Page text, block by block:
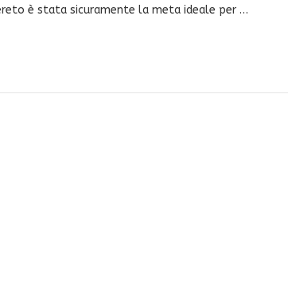
è stata sicuramente la meta ideale per …